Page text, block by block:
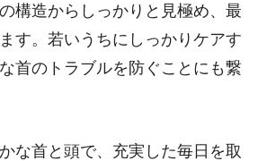
構造からしっかりと見極め、最
す。若いうちにしっかりケアす
首のトラブルを防ぐことにも繋
な首と頭で、充実した毎日を取